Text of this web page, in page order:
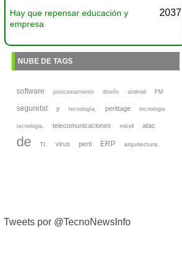
Hay que repensar educación y
empresa
2037
NUBE DE TAGS
software posicionamiento diseño android FM
seguretat y tecnología, perittage tecnologia
tecnologia, telecomunicaciones móvil atac
de TI, virus perti ERP arquitectura,
Tweets por @TecnoNewsInfo